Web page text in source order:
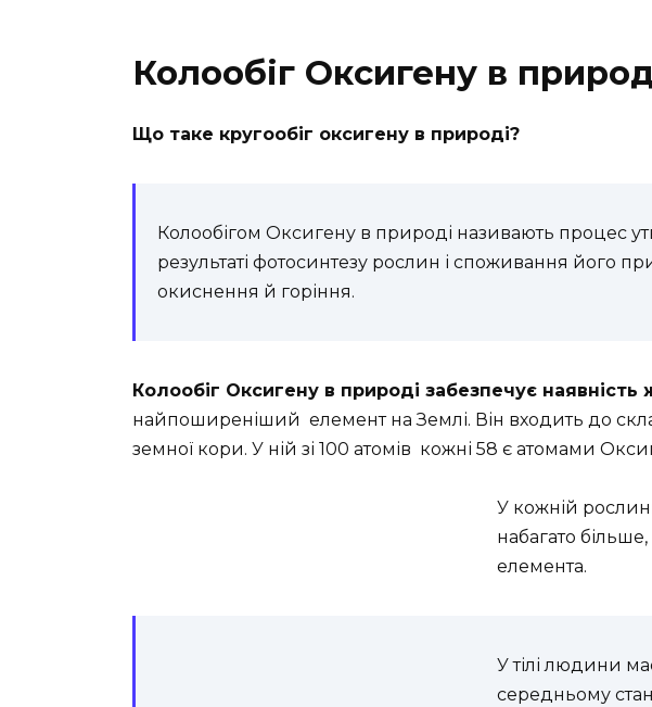
Колообіг Оксигену в
Що таке кругообіг оксигену в природі?
Колообігом Оксигену в природі називають процес
результаті фотосинтезу рослин і споживання його
окиснення й горіння.
Колообіг Оксигену в природі забезпечує наявність
найпоширеніший елемент на Землі. Він входить до
земної кори. У ній зі 100 атомів кожні 58 є атомами
У кожній
набагато
елемента.
У тілі людини
середньому